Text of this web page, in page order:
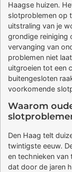
Haagse huizen.
slotproblemen op
uitstraling van je
grondige reiniging
vervanging van
problemen niet
uitgroeien tot een
buitengesloten
voorkomende
Waarom
Den Haag telt
twintigste eeuw.
en technieken van
dat door de jaren